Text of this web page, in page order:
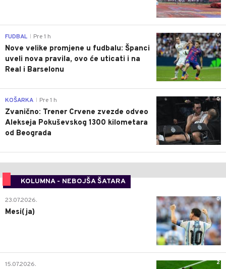
0
FUDBAL Pre 1 h
Nove velike promjene u fudbalu: Španci
uveli nova pravila, ovo će uticati i na
Real i Barselonu
0
KOŠARKA Pre 1 h
Zvanično: Trener Crvene zvezde odveo
Alekseja Pokuševskog 1300 kilometara
od Beograda
KOLUMNA - NEBOJŠA ŠATARA
0
23.07.2026.
Mesi(ja)
2
15.07.2026.